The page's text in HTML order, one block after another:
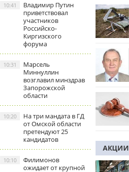
Владимир Путин
приветствовал
участников
Российско-
Киргизского
форума
10:41
Марсель
Миннуллин
возглавил минздрав
Запорожской
области
10:31
На три мандата в ГД
от Омской области
претендуют 25
кандидатов
10:20
Филимонов
ожидает от крупной
10:10
АКЦИИ